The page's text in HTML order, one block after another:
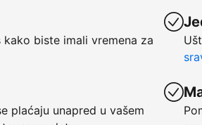
kako biste imali vremena za
plaćaju unapred u vašem